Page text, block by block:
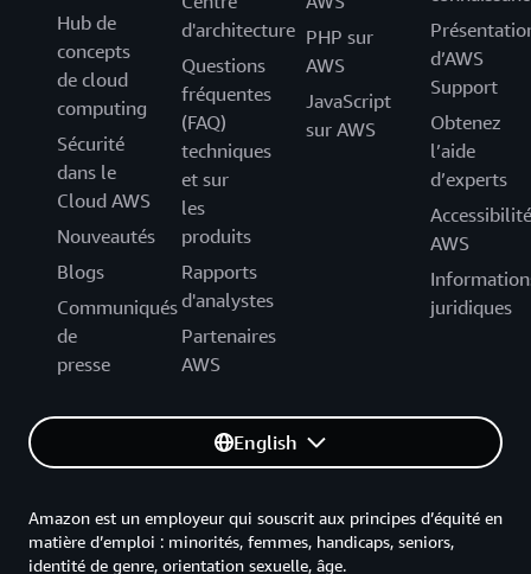
Hub de
concepts
de cloud
computing
Sécurité
dans le
Cloud AWS
Nouveautés
Blogs
Communiqués
de
presse
d'architecture
Questions
fréquentes
(FAQ)
techniques
et sur
les
produits
Rapports
d'analystes
Partenaires
AWS
PHP sur
AWS
JavaScript
sur AWS
d’AWS
Support
Obtenez
l’aide
d’experts
Accessibilité
AWS
juridiques
English
Amazon est un employeur qui souscrit aux principes d’équité en
matière d’emploi : minorités, femmes, handicaps, seniors,
identité de genre, orientation sexuelle, âge.